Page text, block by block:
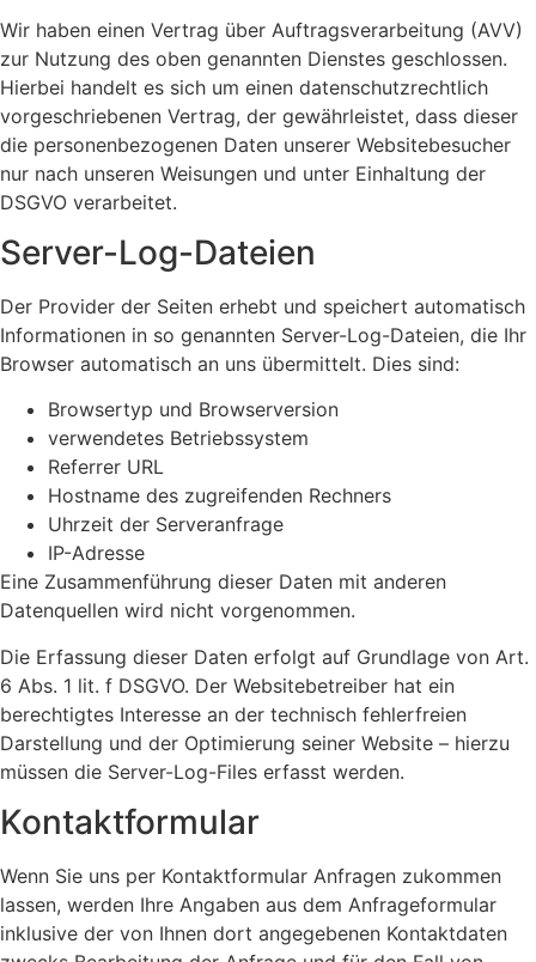
Wir haben einen Vertrag über Auftragsverarbeitung (AVV)
zur Nutzung des oben genannten Dienstes geschlossen.
Hierbei handelt es sich um einen datenschutzrechtlich
vorgeschriebenen Vertrag, der gewährleistet, dass dieser
die personenbezogenen Daten unserer Websitebesucher
nur nach unseren Weisungen und unter Einhaltung der
DSGVO verarbeitet.
Server-Log-Dateien
Der Provider der Seiten erhebt und speichert automatisch
Informationen in so genannten Server-Log-Dateien, die Ihr
Browser automatisch an uns übermittelt. Dies sind:
Browsertyp und Browserversion
verwendetes Betriebssystem
Referrer URL
Hostname des zugreifenden Rechners
Uhrzeit der Serveranfrage
IP-Adresse
Eine Zusammenführung dieser Daten mit anderen
Datenquellen wird nicht vorgenommen.
Die Erfassung dieser Daten erfolgt auf Grundlage von Art.
6 Abs. 1 lit. f DSGVO. Der Websitebetreiber hat ein
berechtigtes Interesse an der technisch fehlerfreien
Darstellung und der Optimierung seiner Website – hierzu
müssen die Server-Log-Files erfasst werden.
Kontaktformular
Wenn Sie uns per Kontaktformular Anfragen zukommen
lassen, werden Ihre Angaben aus dem Anfrageformular
inklusive der von Ihnen dort angegebenen Kontaktdaten